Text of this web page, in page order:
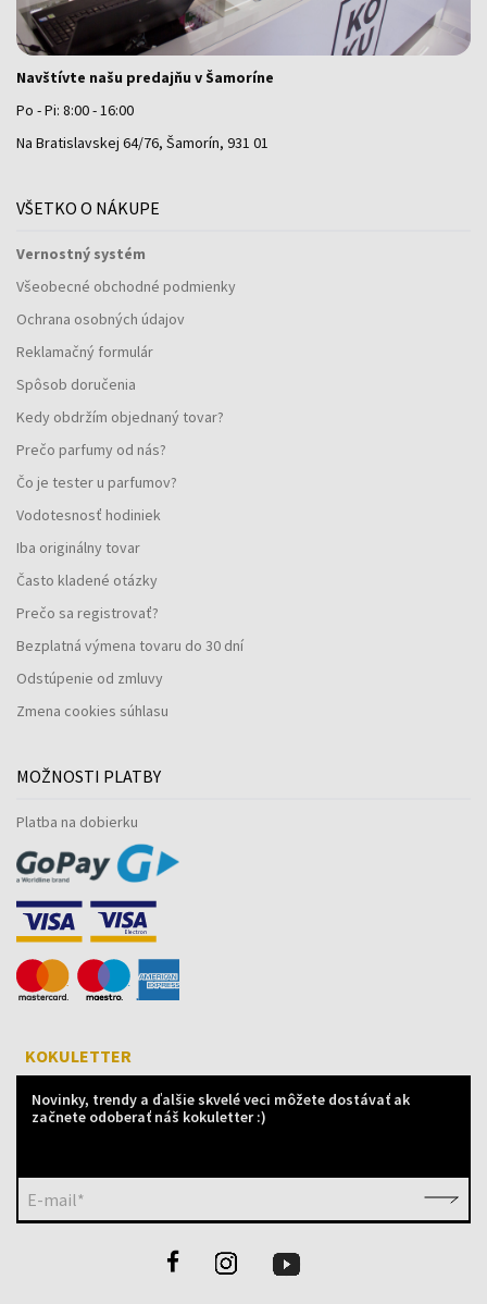
Navštívte našu predajňu v Šamoríne
Po - Pi: 8:00 - 16:00
Na Bratislavskej 64/76, Šamorín, 931 01
VŠETKO O NÁKUPE
Vernostný systém
Všeobecné obchodné podmienky
Ochrana osobných údajov
Reklamačný formulár
Spôsob doručenia
Kedy obdržím objednaný tovar?
Prečo parfumy od nás?
Čo je tester u parfumov?
Vodotesnosť hodiniek
Iba originálny tovar
Často kladené otázky
Prečo sa registrovať?
Bezplatná výmena tovaru do 30 dní
Odstúpenie od zmluvy
Zmena cookies súhlasu
MOŽNOSTI PLATBY
Platba na dobierku
KOKULETTER
Novinky, trendy a ďalšie skvelé veci môžete dostávať ak
začnete odoberať náš kokuletter :)
E-mail*